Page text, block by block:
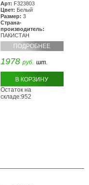
Арт: F323803
Цвет: Белый
Размер: 3
Страна-
производитель:
ПАКИСТАН
ПОДРОБНЕЕ
1978 руб. шт.
В КОРЗИНУ
Остаток на
складе:952